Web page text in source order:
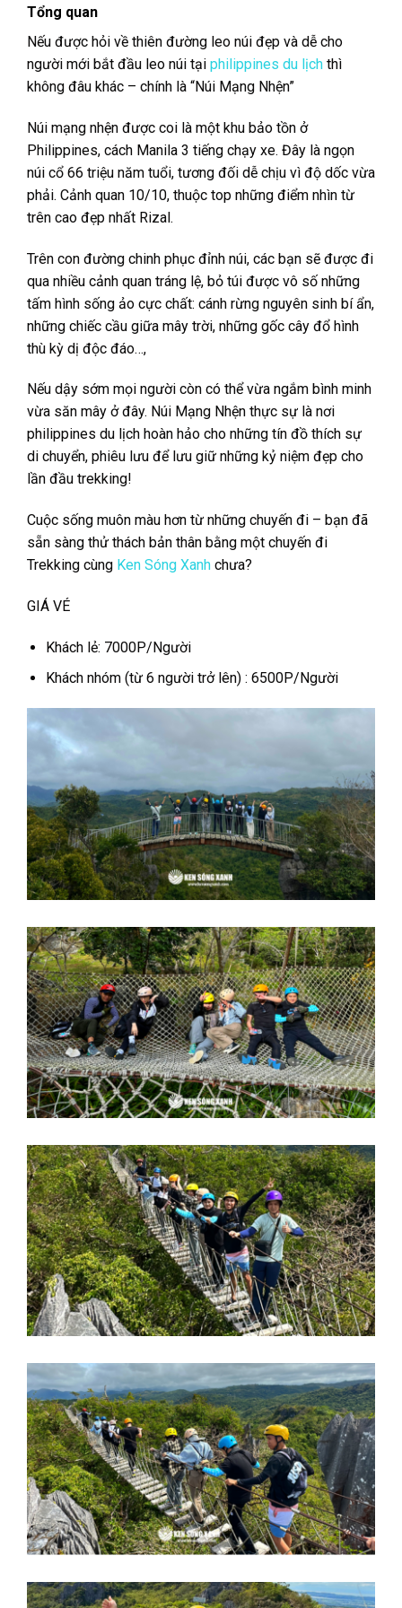
Tổng quan
Nếu được hỏi về thiên đường leo núi đẹp và dễ cho
người mới bắt đầu leo núi tại philippines du lịch thì
không đâu khác – chính là “Núi Mạng Nhện”
Núi mạng nhện được coi là một khu bảo tồn ở
Philippines, cách Manila 3 tiếng chạy xe. Đây là ngọn
núi cổ 66 triệu năm tuổi, tương đối dễ chịu vì độ dốc vừa
phải. Cảnh quan 10/10, thuộc top những điểm nhìn từ
trên cao đẹp nhất Rizal.
Trên con đường chinh phục đỉnh núi, các bạn sẽ được đi
qua nhiều cảnh quan tráng lệ, bỏ túi được vô số những
tấm hình sống ảo cực chất: cánh rừng nguyên sinh bí ẩn,
những chiếc cầu giữa mây trời, những gốc cây đổ hình
thù kỳ dị độc đáo…,
Nếu dậy sớm mọi người còn có thể vừa ngắm bình minh
vừa săn mây ở đây. Núi Mạng Nhện thực sự là nơi
philippines du lịch hoàn hảo cho những tín đồ thích sự
di chuyển, phiêu lưu để lưu giữ những kỷ niệm đẹp cho
lần đầu trekking!
Cuộc sống muôn màu hơn từ những chuyến đi – bạn đã
sẵn sàng thử thách bản thân bằng một chuyến đi
Trekking cùng Ken Sóng Xanh chưa?
GIÁ VÉ
Khách lẻ: 7000P/Người
Khách nhóm (từ 6 người trở lên) : 6500P/Người